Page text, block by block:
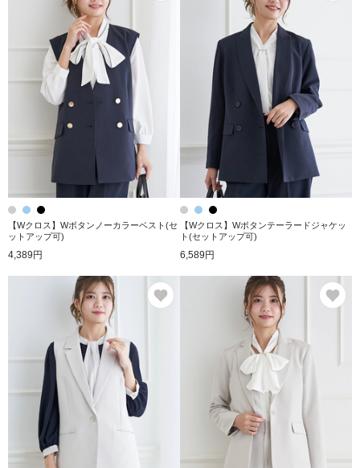
【Wクロス】Wボタンノーカラーベスト(セ
ットアップ可)
4,389円
【Wクロス】Wボタンテーラードジャケッ
ト(セットアップ可)
6,589円